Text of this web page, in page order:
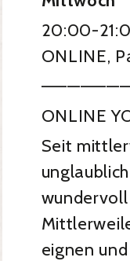
20:00-
ONLINE,
ONLINE
Seit
eignen